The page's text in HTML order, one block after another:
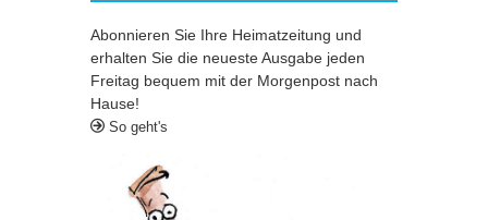
Abonnieren Sie Ihre Heimatzeitung und
erhalten Sie die neueste Ausgabe jeden
Freitag bequem mit der Morgenpost nach
Hause!
So geht's